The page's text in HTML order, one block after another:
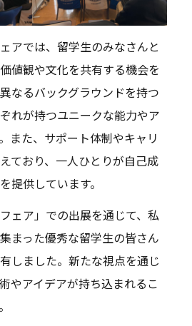
アでは、留学生のみなさんと
値観や文化を共有する機会を
なるバックグラウンドを持つ
れが持つユニークな能力やア
また、サポート体制やキャリ
ており、一人ひとりが自己成
提供しています。
ェア」での出展を通じて、私
まった優秀な留学生の皆さん
しました。新たな視点を通じ
やアイデアが持ち込まれるこ